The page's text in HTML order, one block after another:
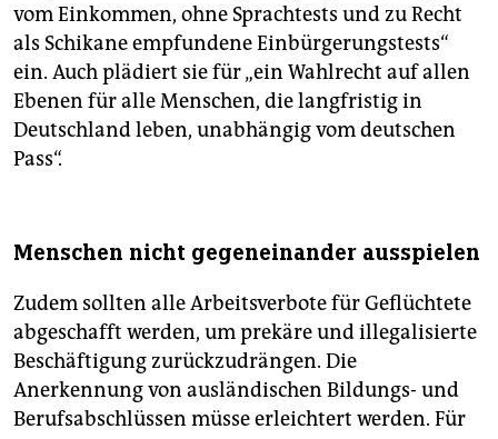
vom Einkommen, ohne Sprachtests und zu Recht
als Schikane empfundene Einbürgerungstests“
ein. Auch plädiert sie für „ein Wahlrecht auf allen
Ebenen für alle Menschen, die langfristig in
Deutschland leben, unabhängig vom deutschen
Pass“.
Menschen nicht gegeneinander ausspielen
Zudem sollten alle Arbeitsverbote für Geflüchtete
abgeschafft werden, um prekäre und illegalisierte
Beschäftigung zurückzudrängen. Die
Anerkennung von ausländischen Bildungs- und
Berufsabschlüssen müsse erleichtert werden. Für